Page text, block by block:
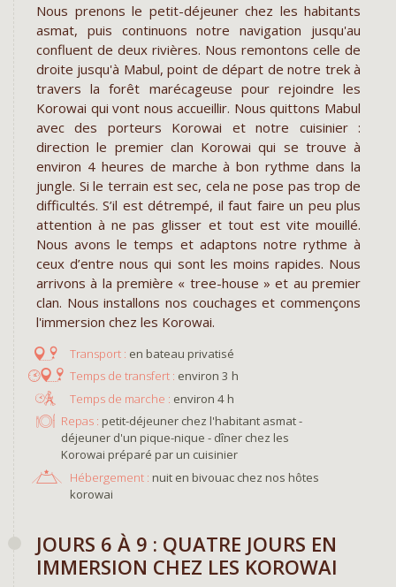
Nous prenons le petit-déjeuner chez les habitants
asmat, puis continuons notre navigation jusqu'au
confluent de deux rivières. Nous remontons celle de
droite jusqu'à Mabul, point de départ de notre trek à
travers la forêt marécageuse pour rejoindre les
Korowai qui vont nous accueillir. Nous quittons Mabul
avec des porteurs Korowai et notre cuisinier :
direction le premier clan Korowai qui se trouve à
environ 4 heures de marche à bon rythme dans la
jungle. Si le terrain est sec, cela ne pose pas trop de
difficultés. S’il est détrempé, il faut faire un peu plus
attention à ne pas glisser et tout est vite mouillé.
Nous avons le temps et adaptons notre rythme à
ceux d’entre nous qui sont les moins rapides. Nous
arrivons à la première « tree-house » et au premier
clan. Nous installons nos couchages et commençons
l'immersion chez les Korowai.
en bateau privatisé
environ 3 h
environ 4 h
Repas : petit-déjeuner chez l'habitant asmat -
déjeuner d'un pique-nique - dîner chez les
Korowai préparé par un cuisinier
Hébergement : nuit en bivouac chez nos hôtes
korowai
JOURS 6 À 9 : QUATRE JOURS EN
IMMERSION CHEZ LES KOROWAI